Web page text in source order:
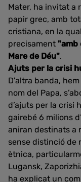
Mater, ha invitat a
papir grec, amb
cristiana, en la
precisament "amb
Mare de Déu".
Ajuts per la crisi
D'altra banda,
nom del Papa,
d’ajuts per la crisi
gairebé 6 milions
aniran destinats a
sense distinció de
ètnica,
Lugansk,
ha explicat un